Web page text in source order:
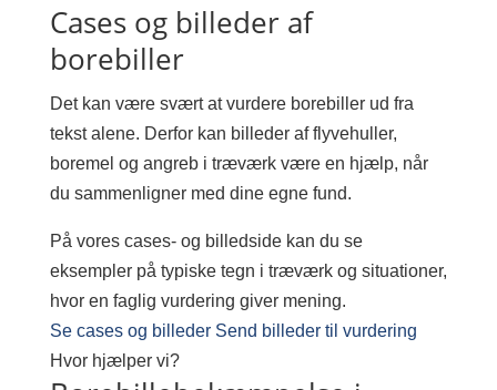
Cases og billeder af
borebiller
Det kan være svært at vurdere borebiller ud fra
tekst alene. Derfor kan billeder af flyvehuller,
boremel og angreb i træværk være en hjælp, når
du sammenligner med dine egne fund.
På vores cases- og billedside kan du se
eksempler på typiske tegn i træværk og situationer,
hvor en faglig vurdering giver mening.
Se cases og billeder Send billeder til vurdering
Hvor hjælper vi?